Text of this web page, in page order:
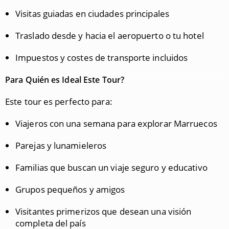
Visitas guiadas en ciudades principales
Traslado desde y hacia el aeropuerto o tu hotel
Impuestos y costes de transporte incluidos
Para Quién es Ideal Este Tour?
Este tour es perfecto para:
Viajeros con una semana para explorar Marruecos
Parejas y lunamieleros
Familias que buscan un viaje seguro y educativo
Grupos pequeños y amigos
Visitantes primerizos que desean una visión
completa del país